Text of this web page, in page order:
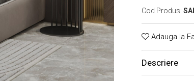
Cod Produs:
Adauga la
Descriere